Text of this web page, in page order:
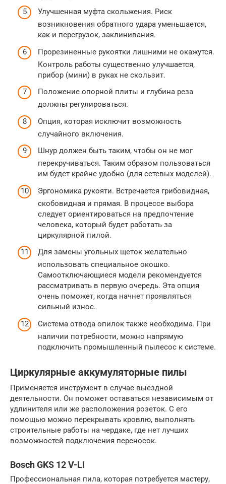
Улучшенная муфта скольжения. Риск
возникновения обратного удара уменьшается,
как и перегрузок, заклинивания.
Прорезиненные рукоятки лишними не окажутся.
Контроль работы существенно улучшается,
прибор (мини) в руках не скользит.
Положение опорной плиты и глубина реза
должны регулироваться.
Опция, которая исключит возможность
случайного включения.
Шнур должен быть таким, чтобы он не мог
перекручиваться. Таким образом пользоваться
им будет крайне удобно (для сетевых моделей).
Эргономика рукояти. Встречается грибовидная,
скобовидная и прямая. В процессе выбора
следует ориентироваться на предпочтение
человека, который будет работать за
циркулярной пилой.
Для замены угольных щеток желательно
использовать специальное окошко.
Самоотключающиеся модели рекомендуется
рассматривать в первую очередь. Эта опция
очень поможет, когда начнет проявляться
сильный износ.
Система отвода опилок также необходима. При
наличии потребности, можно напрямую
подключить промышленный пылесос к системе.
Циркулярные аккумуляторные пилы
Применяется инструмент в случае выездной
деятельности. Он поможет оставаться независимым от
удлинителя или же расположения розеток. С его
помощью можно перекрывать кровлю, выполнять
строительные работы на чердаке, где нет лучших
возможностей подключения переносок.
Bosch GKS 12 V-LI
Профессиональная пила, которая потребуется мастеру,